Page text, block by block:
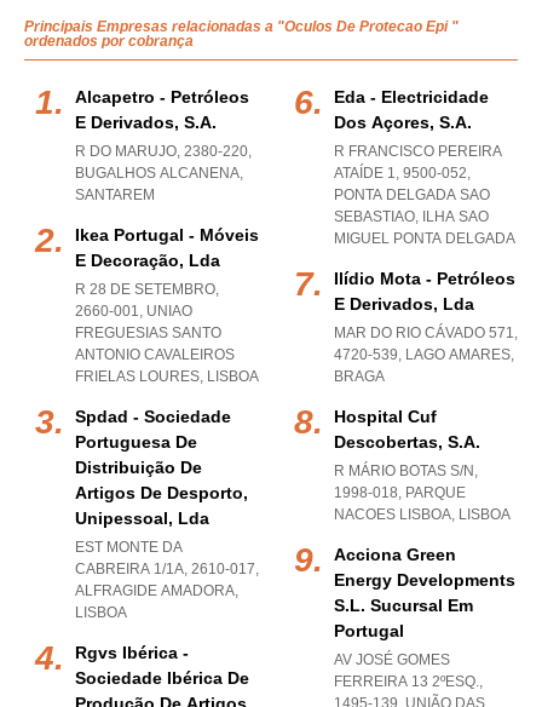
Principais Empresas relacionadas a "Oculos De Protecao Epi "
ordenados por cobrança
Alcapetro - Petróleos
E Derivados, S.a.
R DO MARUJO, 2380-220,
BUGALHOS ALCANENA,
SANTAREM
Ikea Portugal - Móveis
E Decoração, Lda
R 28 DE SETEMBRO,
2660-001, UNIAO
FREGUESIAS SANTO
ANTONIO CAVALEIROS
FRIELAS LOURES, LISBOA
Spdad - Sociedade
Portuguesa De
Distribuição De
Artigos De Desporto,
Unipessoal, Lda
EST MONTE DA
CABREIRA 1/1A, 2610-017,
ALFRAGIDE AMADORA,
LISBOA
Rgvs Ibérica -
Sociedade Ibérica De
Eda - Electricidade
Dos Açores, S.a.
R FRANCISCO PEREIRA
ATAÍDE 1, 9500-052,
PONTA DELGADA SAO
SEBASTIAO, ILHA SAO
MIGUEL PONTA DELGADA
Ilídio Mota - Petróleos
E Derivados, Lda
MAR DO RIO CÁVADO 571,
4720-539, LAGO AMARES,
BRAGA
Hospital Cuf
Descobertas, S.a.
R MÁRIO BOTAS S/N,
1998-018, PARQUE
NACOES LISBOA, LISBOA
Acciona Green
Energy Developments
S.l. Sucursal Em
Portugal
AV JOSÉ GOMES
FERREIRA 13 2ºESQ.,
1495-139, UNIÃO DAS